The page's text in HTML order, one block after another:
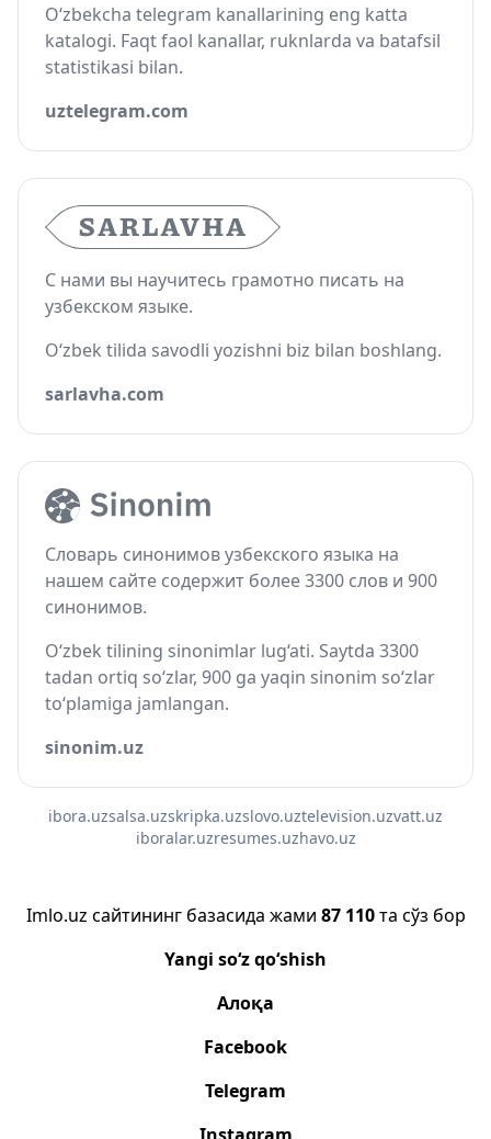
O‘zbekcha telegram kanallarining eng katta
katalogi. Faqt faol kanallar, ruknlarda va batafsil
statistikasi bilan.
uztelegram.com
С нами вы научитесь грамотно писать на
узбекском языке.
O‘zbek tilida savodli yozishni biz bilan boshlang.
sarlavha.com
Словарь синонимов узбекского языка на
нашем сайте содержит более 3300 слов и 900
синонимов.
O‘zbek tilining sinonimlar lug‘ati. Saytda 3300
tadan ortiq so‘zlar, 900 ga yaqin sinonim so‘zlar
to‘plamiga jamlangan.
sinonim.uz
ibora.uzsalsa.uzskripka.uzslovo.uztelevision.uzvatt.uz
iboralar.uzresumes.uzhavo.uz
Imlo.uz сайтининг базасида жами 87 110та сўз бор
Yangi so‘z qo‘shish
Алоқа
Facebook
Telegram